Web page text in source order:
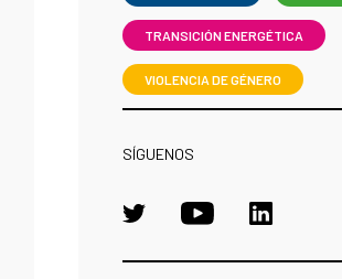
TRANSICIÓN ENERGÉTICA
VIOLENCIA DE GÉNERO
SÍGUENOS